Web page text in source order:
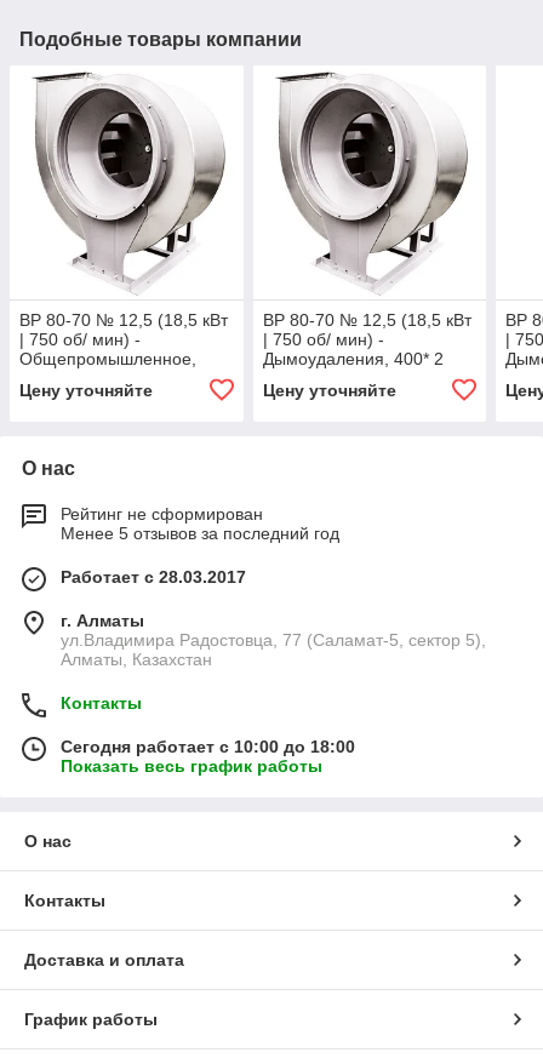
Подобные товары компании
ВР 80-70 № 12,5 (18,5 кВт
| 750 об/ мин) -
Общепромышленное,
Цену уточняйте
ВР 80-70 № 12,5 (18,5 кВт
| 750 об/ мин) -
Дымоудаления, 400* 2
Цену уточняйте
ВР
|
О нас
Рейтинг не сформирован
Менее 5 отзывов за последний год
Работает с 28.03.2017
г. Алматы
ул.Владимира Радостовца, 77 (Саламат-5, сектор 5),
Алматы, Казахстан
Контакты
Сегодня работает с 10:00 до 18:00
Показать весь график работы
О нас
Контакты
Доставка и оплата
График работы